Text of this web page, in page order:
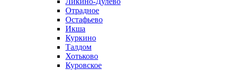
Отрадное
Остафьево
Икша
Куркино
Талдом
Хотьково
Куровское